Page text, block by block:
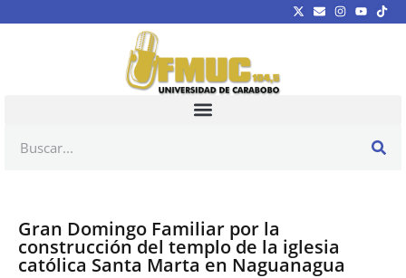
Gran Domingo Familiar por la
construcción del templo de la iglesia
católica Santa Marta en Naguanagua